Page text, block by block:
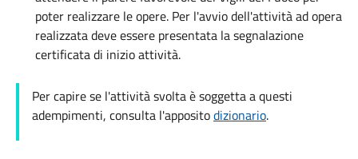
poter realizzare le opere. Per l'avvio dell'attività ad opera
realizzata deve essere presentata la segnalazione
certificata di inizio attività.
Per capire se l'attività svolta è soggetta a questi
adempimenti, consulta l'appositodizionario.